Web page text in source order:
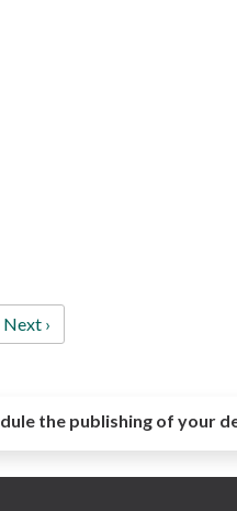
Next ›
the publishing of your